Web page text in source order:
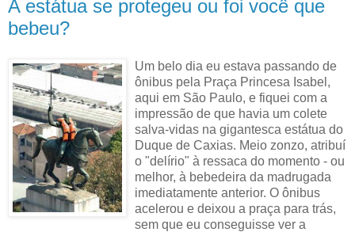
A estátua se protegeu ou foi você que
bebeu?
Um belo dia eu estava passando de
ônibus pela Praça Princesa Isabel,
aqui em São Paulo, e fiquei com a
impressão de que havia um colete
salva-vidas na gigantesca estátua do
Duque de Caxias. Meio zonzo, atribuí
o "delírio" à ressaca do momento - ou
melhor, à bebedeira da madrugada
imediatamente anterior. O ônibus
acelerou e deixou a praça para trás,
sem que eu conseguisse ver a